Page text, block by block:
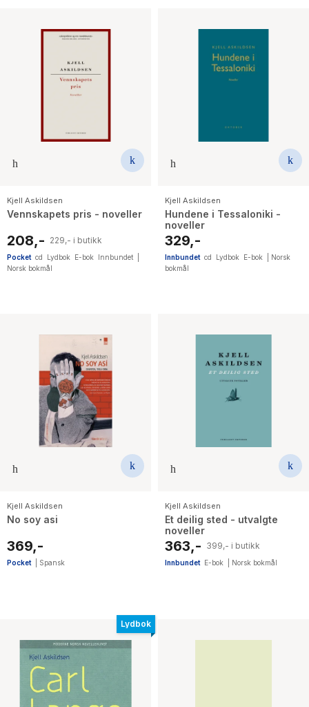
Kjell Askildsen
Vennskapets pris - noveller
208,- 229,- i butikk
Pocket cd Lydbok E-bok Innbundet
Norsk bokmål
Kjell Askildsen
Hundene i Tessaloniki -
noveller
329,-
Innbundet cd Lydbok E-bok
Norsk
bokmål
Kjell Askildsen
No soy asi
369,-
Pocket Spansk
Kjell Askildsen
Et deilig sted - utvalgte
noveller
363,- 399,- i butikk
Innbundet E-bok Norsk bokmål
Lydbok